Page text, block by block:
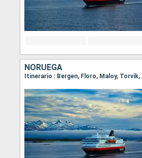
NORUEGA